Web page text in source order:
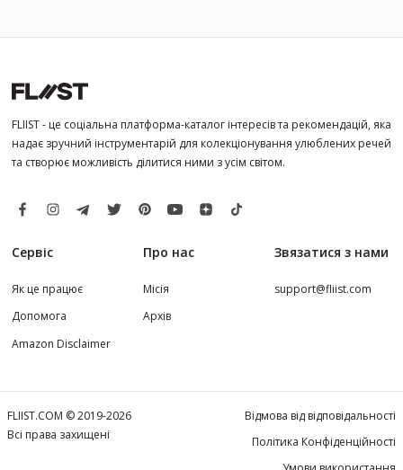
FLIIST - це соціальна платформа-каталог інтересів та рекомендацій, яка
надає зручний інструментарій для колекціонування улюблених речей
та створює можливість ділитися ними з усім світом.
Сервіс
Як це працює
Допомога
Amazon Disclaimer
Про нас
Місія
Архів
Звязатися з нами
support@fliist.com
FLIIST.COM © 2019-2026
Всі права захищені
Відмова від відповідальності
Політика Конфіденційності